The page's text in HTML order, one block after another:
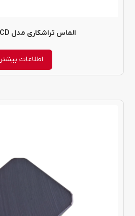
الماس تراشکاری مدل R590 11 PCD
اطلاعات بیشتر